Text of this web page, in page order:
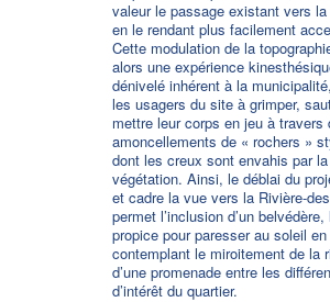
valeur le passage existant vers
en le rendant plus facilement
Cette modulation de la
alors une expérience
dénivelé inhérent à la
les usagers du site à grimper,
mettre leur corps en jeu à travers
amoncellements de « rochers »
dont les creux sont envahis par la
végétation. Ainsi, le déblai du
et cadre la vue vers la Rivière-
permet l’inclusion d’un belvédère,
propice pour paresser au soleil en
contemplant le miroitement de la
d’une promenade entre les
d’intérêt du quartier.